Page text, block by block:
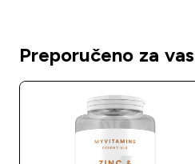
Preporučeno za vas